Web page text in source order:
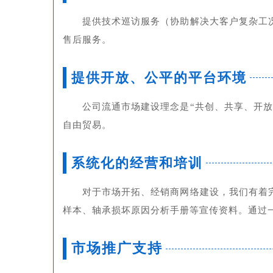
提供技术巡访服务（协助解决大客户复杂
售后服务。
提供开放、公平的平台环境
公司流通市场建设理念是“共创、共享、开
自由贸易。
系统化的经营和培训
对于市场开拓、经销商网络建设，我们有
样本、轴承损坏原因分析手册等宣传资料。通
市场推广支持